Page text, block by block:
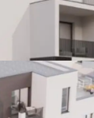
2025.